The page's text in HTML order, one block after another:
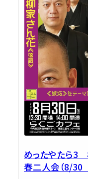
めったやたら3
春二人会（8/30